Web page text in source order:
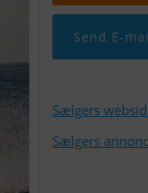
Send E-
Sælgers
Sælgers